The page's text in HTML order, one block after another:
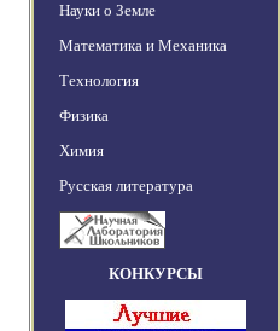
Науки о Земле
Математика и Механика
Технология
Физика
Химия
Русская литература
КОНКУРСЫ